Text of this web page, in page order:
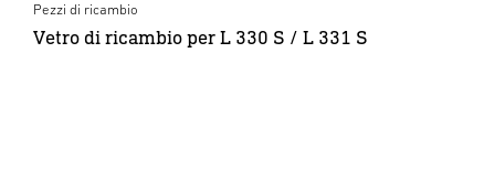
Pezzi di ricambio
Vetro di ricambio per L 330 S / L 331 S